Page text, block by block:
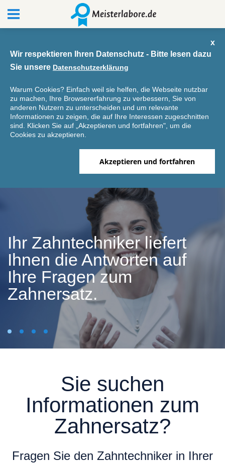
x
Wir respektieren Ihren Datenschutz - Bitte lesen dazu
Sie unsere Datenschutzerklärung
Warum Cookies? Einfach weil sie helfen, die Webseite nutzbar
zu machen, Ihre Browsererfahrung zu verbessern, Sie von
anderen Nutzern zu unterscheiden und um relevante
Informationen zu zeigen, die auf Ihre Interessen zugeschnitten
sind. Klicken Sie auf „Akzeptieren und fortfahren", um die
Cookies zu akzeptieren.
Akzeptieren und fortfahren
Ihr Zahntechniker liefert
Ihnen die Antworten auf
Ihre Fragen zum
Zahnersatz.
Sie suchen
Informationen zum
Zahnersatz?
Fragen Sie den Zahntechniker in Ihrer